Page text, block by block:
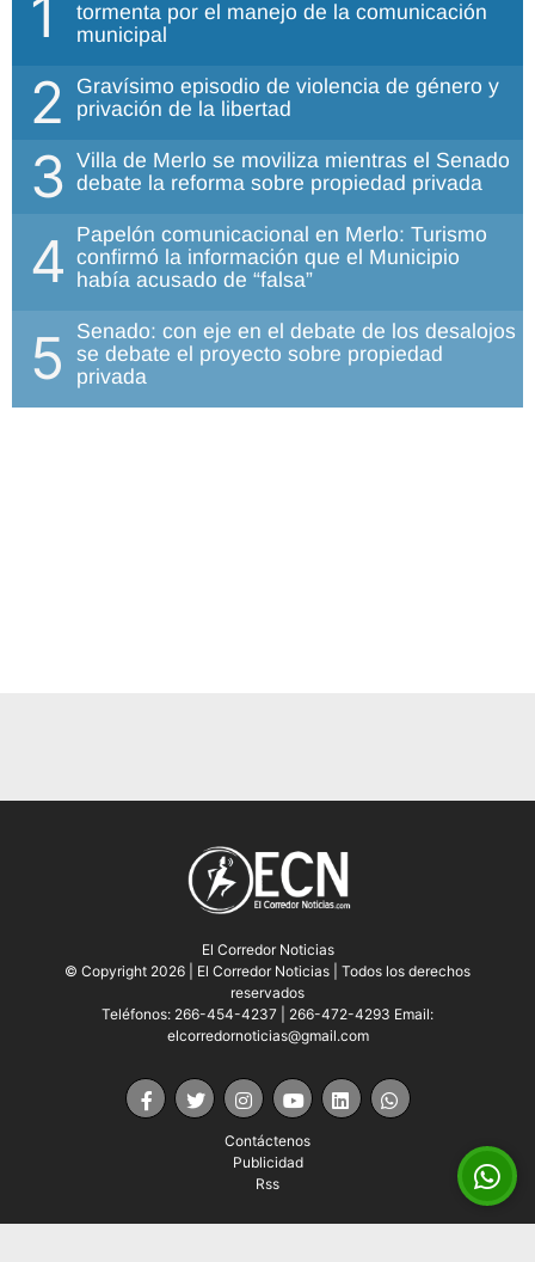
1
tormenta por el manejo de la comunicación
municipal
2
Gravísimo episodio de violencia de género y
privación de la libertad
3 Villa de Merlo se moviliza mientras el Senado
debate la reforma sobre propiedad privada
4 Papelón comunicacional en Merlo: Turismo
confirmó la información que el Municipio
había acusado de “falsa”
5
Senado: con eje en el debate de los desalojos
se debate el proyecto sobre propiedad
privada
El Corredor Noticias
© Copyright 2026 | El Corredor Noticias | Todos los derechos
reservados
Teléfonos: 266-454-4237 | 266-472-4293 Email:
elcorredornoticias@gmail.com
Contáctenos
Publicidad
Rss